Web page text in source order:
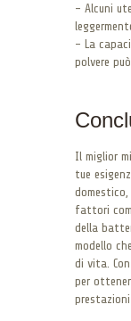
– Alcuni
– La
polvere
Il miglior
tue
fattori
della
modello
di vita.
per